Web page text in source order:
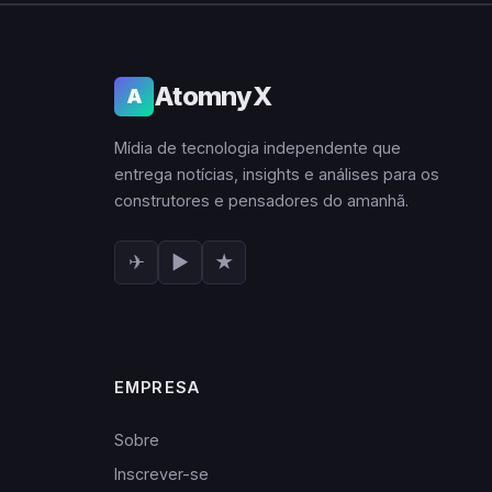
A AtomnyX
Mídia de tecnologia independente que
entrega notícias, insights e análises para os
construtores e pensadores do amanhã.
✈ ▶ ★
EMPRESA
Sobre
Inscrever-se